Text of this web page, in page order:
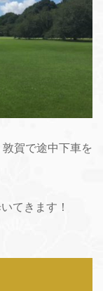
賀で途中下車を
てきます！